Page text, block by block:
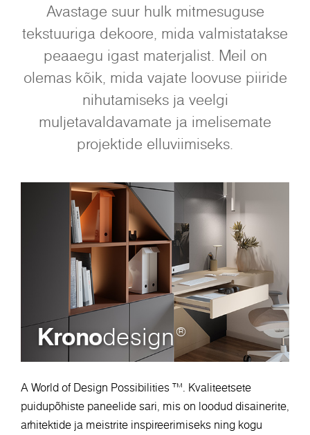
Avastage suur hulk mitmesuguse
tekstuuriga dekoore, mida valmistatakse
peaaegu igast materjalist. Meil on
olemas kõik, mida vajate loovuse piiride
nihutamiseks ja veelgi
muljetavaldavamate ja imelisemate
projektide elluviimiseks.
Kronodesign®
A World of Design Possibilities ™. Kvaliteetsete
puidupõhiste paneelide sari, mis on loodud disainerite,
arhitektide ja meistrite inspireerimiseks ning kogu